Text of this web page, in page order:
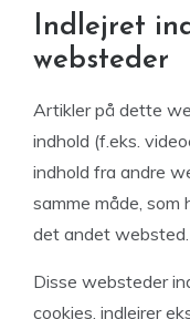
Indlejret
websteder
Artikler på dette
indhold (f.eks.
indhold fra andre
samme måde, som
det andet websted.
Disse websteder
cookies, indlejrer